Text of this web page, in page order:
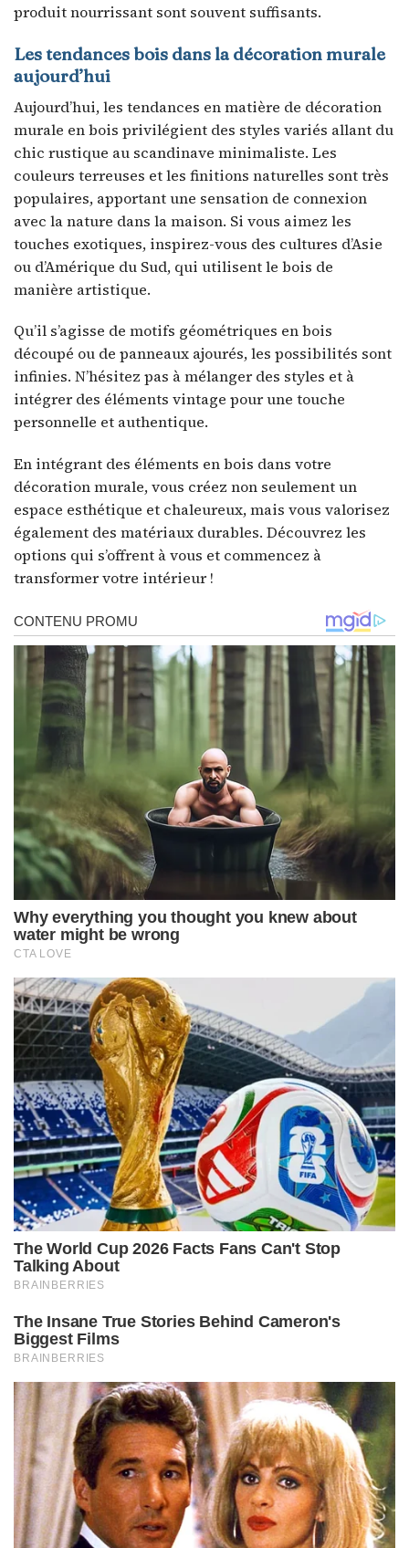
produit nourrissant sont souvent suffisants.
Les tendances bois dans la décoration murale
aujourd’hui
Aujourd’hui, les tendances en matière de décoration
murale en bois privilégient des styles variés allant du
chic rustique au scandinave minimaliste. Les
couleurs terreuses et les finitions naturelles sont très
populaires, apportant une sensation de connexion
avec la nature dans la maison. Si vous aimez les
touches exotiques, inspirez-vous des cultures d’Asie
ou d’Amérique du Sud, qui utilisent le bois de
manière artistique.
Qu’il s’agisse de motifs géométriques en bois
découpé ou de panneaux ajourés, les possibilités sont
infinies. N’hésitez pas à mélanger des styles et à
intégrer des éléments vintage pour une touche
personnelle et authentique.
En intégrant des éléments en bois dans votre
décoration murale, vous créez non seulement un
espace esthétique et chaleureux, mais vous valorisez
également des matériaux durables. Découvrez les
options qui s’offrent à vous et commencez à
transformer votre intérieur !